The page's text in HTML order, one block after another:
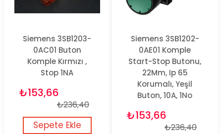
Siemens 3SB1203-
0AC01 Buton
Komple Kırmızı ,
Stop 1NA
₺153,66
₺236,40
Sepete Ekle
Siemens 3SB1202-
0AE01 Komple
Start-Stop Butonu,
22Mm, Ip 65
Korumalı, Yeşil
Buton, 10A, 1No
₺153,66
₺236,40